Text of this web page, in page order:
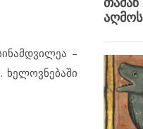
–
ხელოვნებაში